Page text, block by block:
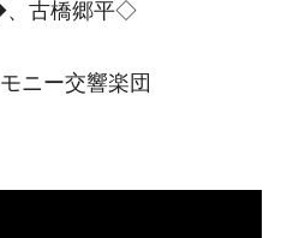
、古橋郷平◇
ニー交響楽団